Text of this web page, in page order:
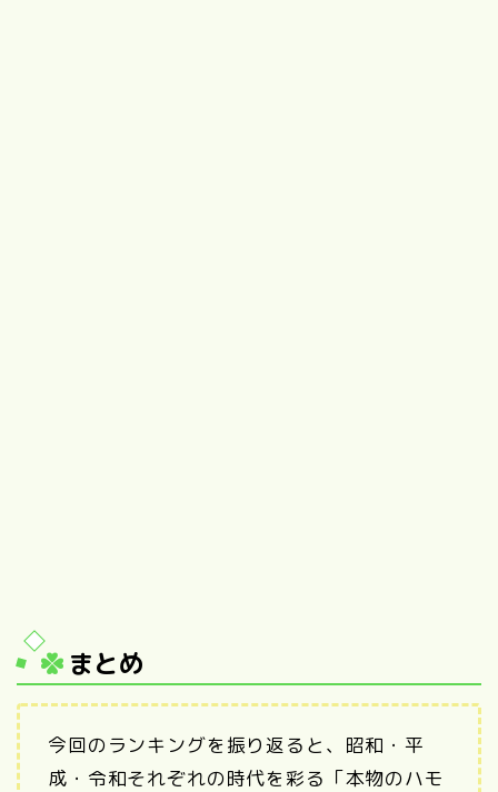
まとめ
今回のランキングを振り返ると、昭和・平
成・令和それぞれの時代を彩る「本物のハモ